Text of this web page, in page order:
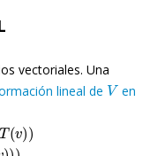
vectoriales. Una
lineal de
V
en